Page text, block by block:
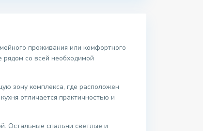
проживания или комфортного
со всей необходимой
зону комплекса, где расположен
отличается практичностью и
Остальные спальни светлые и